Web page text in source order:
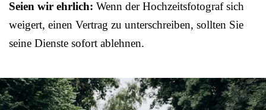
Seien wir ehrlich: Wenn der Hochzeitsfotograf sich
weigert, einen Vertrag zu unterschreiben, sollten Sie
seine Dienste sofort ablehnen.